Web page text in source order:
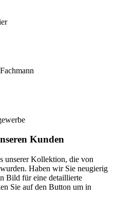
Kunden
unserer Kollektion, die von
Haben wir Sie neugierig
Bild für eine detaillierte
Sie auf den Button um in